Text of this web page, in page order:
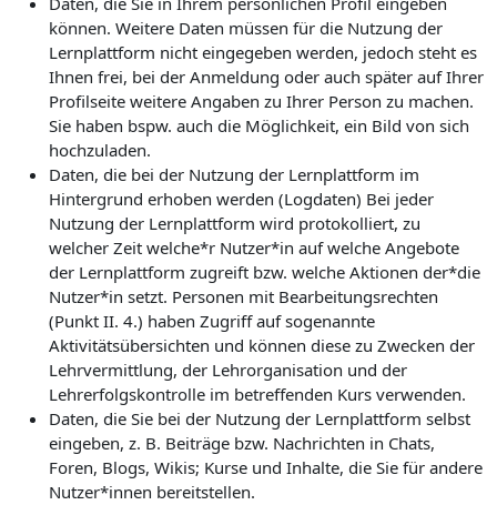
können. Weitere Daten müssen für die Nutzung der
Lernplattform nicht eingegeben werden, jedoch steht es
Ihnen frei, bei der Anmeldung oder auch später auf Ihrer
Profilseite weitere Angaben zu Ihrer Person zu machen.
Sie haben bspw. auch die Möglichkeit, ein Bild von sich
hochzuladen.
Daten, die bei der Nutzung der Lernplattform im
Hintergrund erhoben werden (Logdaten) Bei jeder
Nutzung der Lernplattform wird protokolliert, zu
welcher Zeit welche*r Nutzer*in auf welche Angebote
der Lernplattform zugreift bzw. welche Aktionen der*die
Nutzer*in setzt. Personen mit Bearbeitungsrechten
(Punkt II. 4.) haben Zugriff auf sogenannte
Aktivitätsübersichten und können diese zu Zwecken der
Lehrvermittlung, der Lehrorganisation und der
Lehrerfolgskontrolle im betreffenden Kurs verwenden.
Daten, die Sie bei der Nutzung der Lernplattform selbst
eingeben, z. B. Beiträge bzw. Nachrichten in Chats,
Foren, Blogs, Wikis; Kurse und Inhalte, die Sie für andere
Nutzer*innen bereitstellen.